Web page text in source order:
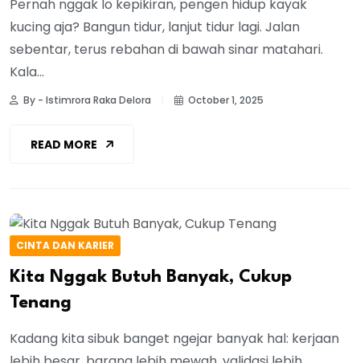
Pernah nggak lo kepikiran, pengen hidup kayak
kucing aja? Bangun tidur, lanjut tidur lagi. Jalan
sebentar, terus rebahan di bawah sinar matahari.
Kala...
By - Istimrora Raka Delora October 1, 2025
READ MORE
CINTA DAN KARIER
Kita Nggak Butuh Banyak, Cukup
Tenang
Kadang kita sibuk banget ngejar banyak hal: kerjaan